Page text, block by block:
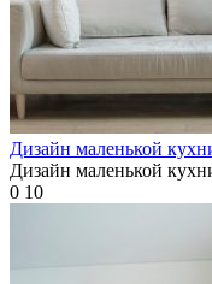
Дизайн маленькой
Дизайн маленькой
0 10